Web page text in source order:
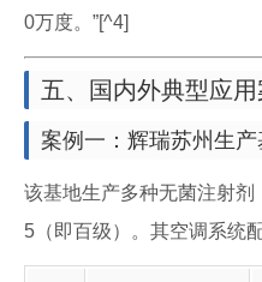
0万度。”[^4]
五、国内外典型应
案例一：辉瑞苏州生产
该基地生产多种无菌注射
5（即百级）。其空调系统